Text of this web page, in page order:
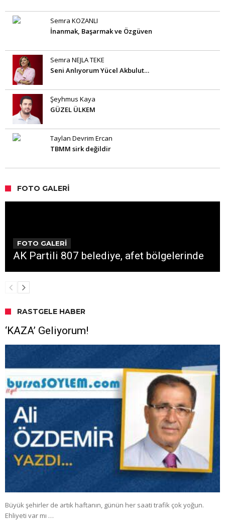
Semra KOZANLI
İnanmak, Başarmak ve Özgüven
Semra NEJLA TEKE
Seni Anlıyorum Yücel Akbulut…
Şeyhmus Kaya
GÜZEL ÜLKEM
Taylan Devrim Ercan
TBMM sirk değildir
FOTO GALERI
FOTO GALERİ
AK Partili 807 belediye, afet bölgelerinde
RASTGELE HABER
‘KAZA’ Geliyorum!
Büyük şehirler de artık haftanın, günün her saati trafik çok yoğun.
Ehliyeti var mı …